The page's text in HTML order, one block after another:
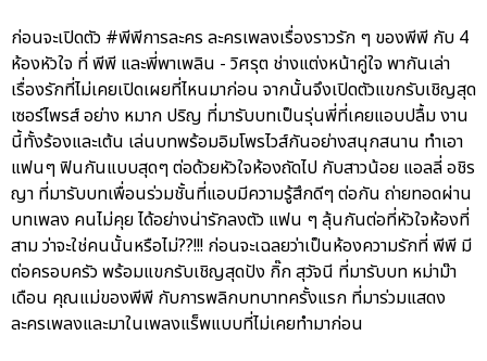
ก่อนจะเปิดตัว #พีพีการละคร ละครเพลงเรื่องราวรัก ๆ ของพีพี กับ 4
ห้องหัวใจ ที่ พีพี และพี่พาเพลิน - วิศรุต ช่างแต่งหน้าคู่ใจ พากันเล่า
เรื่องรักที่ไม่เคยเปิดเผยที่ไหนมาก่อน จากนั้นจึงเปิดตัวแขกรับเชิญสุด
เซอร์ไพรส์ อย่าง หมาก ปริญ ที่มารับบทเป็นรุ่นพี่ที่เคยแอบปลื้ม งาน
นี้ทั้งร้องและเต้น เล่นบทพร้อมอิมโพรไวส์กันอย่างสนุกสนาน ทำเอา
แฟนๆ ฟินกันแบบสุดๆ ต่อด้วยหัวใจห้องถัดไป กับสาวน้อย แอลลี่ อชิร
ญา ที่มารับบทเพื่อนร่วมชั้นที่แอบมีความรู้สึกดีๆ ต่อกัน ถ่ายทอดผ่าน
บทเพลง คนไม่คุย ได้อย่างน่ารักลงตัว แฟน ๆ ลุ้นกันต่อที่หัวใจห้องที่
สาม ว่าจะใช่คนนั้นหรือไม่??!!! ก่อนจะเฉลยว่าเป็นห้องความรักที่ พีพี มี
ต่อครอบครัว พร้อมแขกรับเชิญสุดปัง กิ๊ก สุวัจนี ที่มารับบท หม่าม๊า
เดือน คุณแม่ของพีพี กับการพลิกบทบาทครั้งแรก ที่มาร่วมแสดง
ละครเพลงและมาในเพลงแร็พแบบที่ไม่เคยทำมาก่อน